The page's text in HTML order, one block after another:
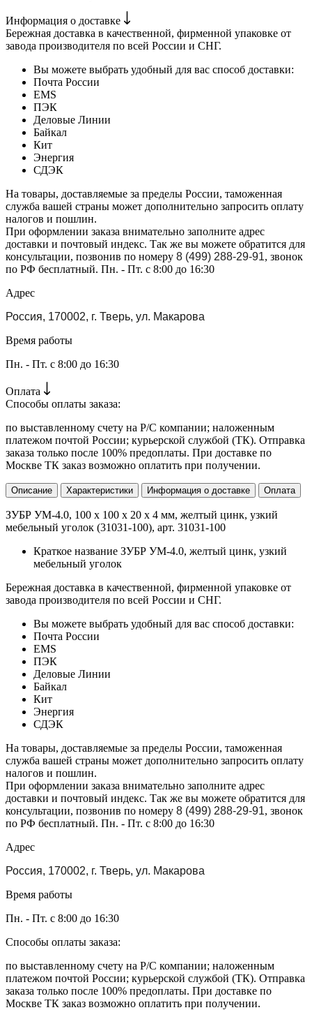
Информация о доставке
Бережная доставка в качественной, фирменной упаковке от
завода производителя по всей России и СНГ.
Вы можете выбрать удобный для вас способ доставки:
Почта России
EMS
ПЭК
Деловые Линии
Байкал
Кит
Энергия
СДЭК
На товары, доставляемые за пределы России, таможенная
служба вашей страны может дополнительно запросить оплату
налогов и пошлин.
При оформлении заказа внимательно заполните адрес
доставки и почтовый индекс. Так же вы можете обратится для
консультации, позвонив по номеру 8 (499) 288-29-91, звонок
по РФ бесплатный. Пн. - Пт. с 8:00 до 16:30
Адрес
Россия, 170002, г. Тверь, ул. Макарова
Время работы
Пн. - Пт. с 8:00 до 16:30
Оплата
Способы оплаты заказа:
по выставленному счету на Р/С компании; наложенным
платежом почтой России; курьерской службой (ТК). Отправка
заказа только после 100% предоплаты. При доставке по
Москве ТК заказ возможно оплатить при получении.
Описание Характеристики Информация о доставке Оплата
ЗУБР УМ-4.0, 100 x 100 x 20 x 4 мм, желтый цинк, узкий
мебельный уголок (31031-100), арт. 31031-100
Краткое название ЗУБР УМ-4.0, желтый цинк, узкий
мебельный уголок
Бережная доставка в качественной, фирменной упаковке от
завода производителя по всей России и СНГ.
Вы можете выбрать удобный для вас способ доставки:
Почта России
EMS
ПЭК
Деловые Линии
Байкал
Кит
Энергия
СДЭК
На товары, доставляемые за пределы России, таможенная
служба вашей страны может дополнительно запросить оплату
налогов и пошлин.
При оформлении заказа внимательно заполните адрес
доставки и почтовый индекс. Так же вы можете обратится для
консультации, позвонив по номеру 8 (499) 288-29-91, звонок
по РФ бесплатный. Пн. - Пт. с 8:00 до 16:30
Адрес
Россия, 170002, г. Тверь, ул. Макарова
Время работы
Пн. - Пт. с 8:00 до 16:30
Способы оплаты заказа:
по выставленному счету на Р/С компании; наложенным
платежом почтой России; курьерской службой (ТК). Отправка
заказа только после 100% предоплаты. При доставке по
Москве ТК заказ возможно оплатить при получении.